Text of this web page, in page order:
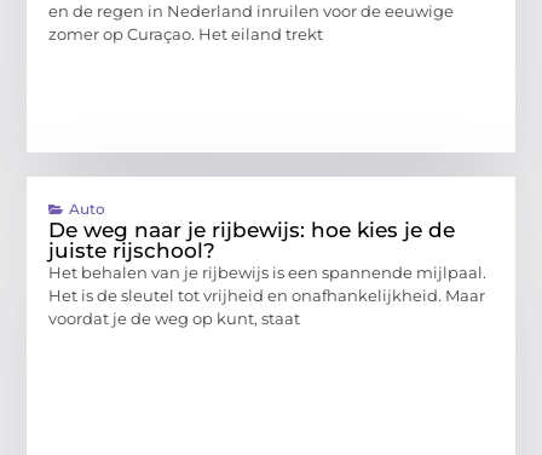
en de regen in Nederland inruilen voor de eeuwige
zomer op Curaçao. Het eiland trekt
Auto
De weg naar je rijbewijs: hoe kies je de
juiste rijschool?
Het behalen van je rijbewijs is een spannende mijlpaal.
Het is de sleutel tot vrijheid en onafhankelijkheid. Maar
voordat je de weg op kunt, staat